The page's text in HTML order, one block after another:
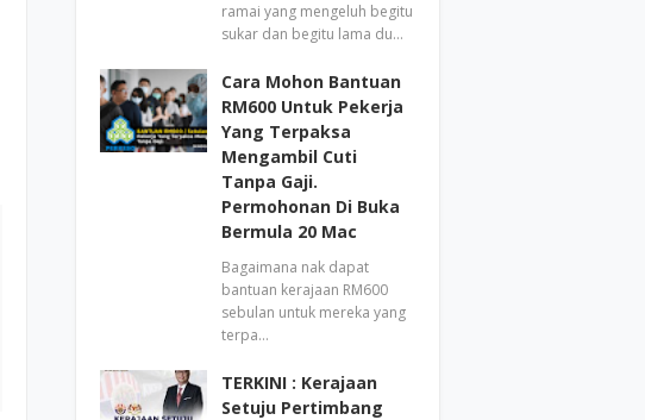
ramai yang mengeluh begitu
sukar dan begitu lama du…
Cara Mohon Bantuan
RM600 Untuk Pekerja
Yang Terpaksa
Mengambil Cuti
Tanpa Gaji.
Permohonan Di Buka
Bermula 20 Mac
Bagaimana nak dapat
bantuan kerajaan RM600
sebulan untuk mereka yang
terpa…
TERKINI : Kerajaan
Setuju Pertimbang